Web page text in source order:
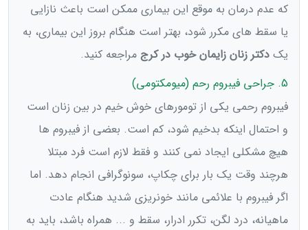
که عدم درمان به موقع این بیماری ممکن است باعث نازایی
یا سقط های مکرر شود، بهتر است هنگام بروز این بیماری، به
یک دکتر زنان زایمان خوب در کرج مراجعه کنید.
5. جراحی فیبروم رحم (میومکتومی)
فیبروم رحمی یکی از تومورهای خوش خیم در بین زنان است
و احتمال اینکه بدخیم شود، کم است. بعضی از فیبروم ها
هیچ مشکلی ایجاد نمی کنند و فقط لازم است فرد مبتلا
هرچند وقت یک بار برای چکاپ، سونوگرافی انجام دهد. اما
اگر فیبروم با علائمی مانند خونریزی شدید هنگام عادت
ماهیانه، درد لگن، تکرر ادرار، سقط و ... همراه باشد، باید به